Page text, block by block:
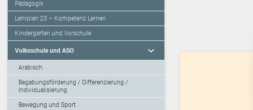
Pädagogik
Lehrplan 23 – Kompetenz Lernen
Kindergarten und Vorschule
Volksschule und ASO expand_more
Arabisch
Begabungsförderung / Differenzierung /
Individualisierung
Bewegung und Sport